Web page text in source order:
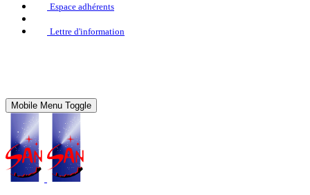
Espace adhérents
Lettre d'information
Mobile Menu Toggle